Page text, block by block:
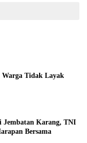
Tidak Layak
Jembatan Karang, TNI
Bersama